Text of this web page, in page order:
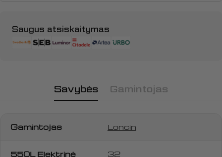
Saugus atsiskaitymas
Apmokėjimo
būdai
Savybės Gamintojas
Gamintojas Loncin
550L Elektrinė
32